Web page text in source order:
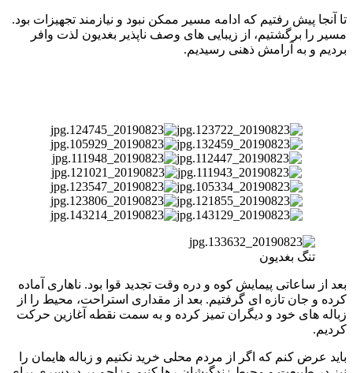
تا آنجا پیش رفتیم که ادامه مسیر ممکن نبود و نیازمند تجهیزات بود.
مسیر را برگشتیم، از زیبایی های وصف ناپذیر بغدیون لذت وافر
بردیم و به آرامش ذهنی رسیدیم.
تنگ بغدیون
بعد از ساعاتی پیمایش کوه و دره وقت تجدید قوا بود. ناهاری آماده
کرده و جان تازه ای گرفتیم. بعد از مقداری استراحت، محیط را از
زباله های خود و دیگران تمیز کرده و به سمت نقطه آغازین حرکت
کردیم.
باید عرض کنم که اگر از مردم محلی خرید نکنیم و زباله هایمان را